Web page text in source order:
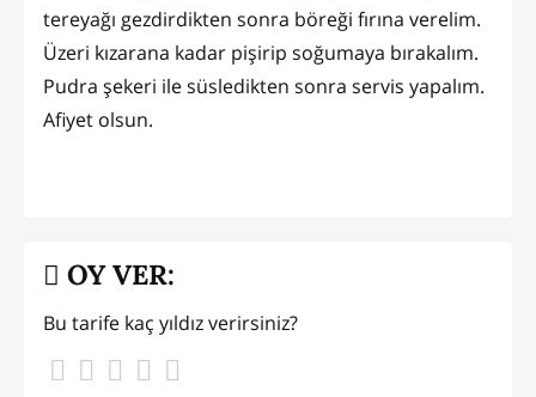
tereyağı gezdirdikten sonra böreği fırına verelim.
Üzeri kızarana kadar pişirip soğumaya bırakalım.
Pudra şekeri ile süsledikten sonra servis yapalım.
Afiyet olsun.
OY VER:
Bu tarife kaç yıldız verirsiniz?